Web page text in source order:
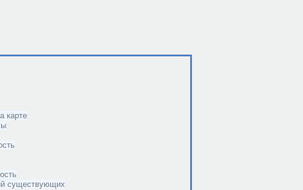
карте
существующих